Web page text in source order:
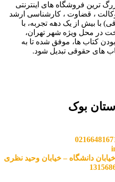
ترین فروشگاه های اینترنتی
، قضاوت ، کارشناسی ارشد
با بیش از یک دهه تجربه، با
در محل ویژه شهر تهران،
کتاب ها، موفق شده تا به
های حقوقی تبدیل شود.
بوک
دانشگاه – خیابان وحید نظری